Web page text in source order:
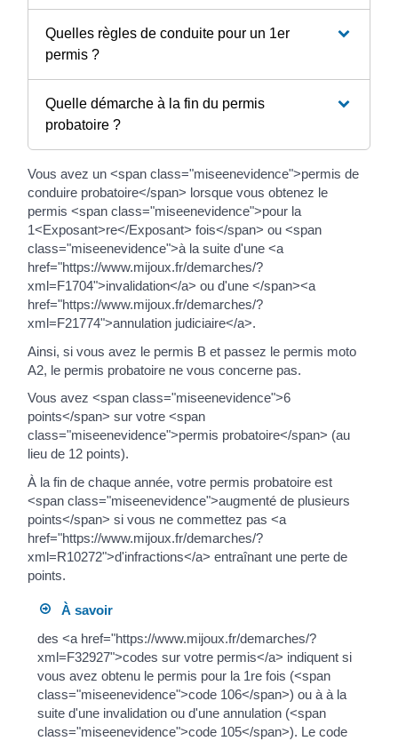
Quelles règles de conduite pour un 1er
permis ?
Quelle démarche à la fin du permis
probatoire ?
Vous avez un <span class="miseenevidence">permis de
conduire probatoire</span> lorsque vous obtenez le
permis <span class="miseenevidence">pour la
1<Exposant>re</Exposant> fois</span> ou <span
class="miseenevidence">à la suite d'une <a
href="https://www.mijoux.fr/demarches/?
xml=F1704">invalidation</a> ou d'une </span><a
href="https://www.mijoux.fr/demarches/?
xml=F21774">annulation judiciaire</a>.
Ainsi, si vous avez le permis B et passez le permis moto
A2, le permis probatoire ne vous concerne pas.
Vous avez <span class="miseenevidence">6
points</span> sur votre <span
class="miseenevidence">permis probatoire</span> (au
lieu de 12 points).
À la fin de chaque année, votre permis probatoire est
<span class="miseenevidence">augmenté de plusieurs
points</span> si vous ne commettez pas <a
href="https://www.mijoux.fr/demarches/?
xml=R10272">d'infractions</a> entraînant une perte de
points.
À savoir
des <a href="https://www.mijoux.fr/demarches/?
xml=F32927">codes sur votre permis</a> indiquent si
vous avez obtenu le permis pour la 1re fois (<span
class="miseenevidence">code 106</span>) ou à à la
suite d'une invalidation ou d'une annulation (<span
class="miseenevidence">code 105</span>). Le code